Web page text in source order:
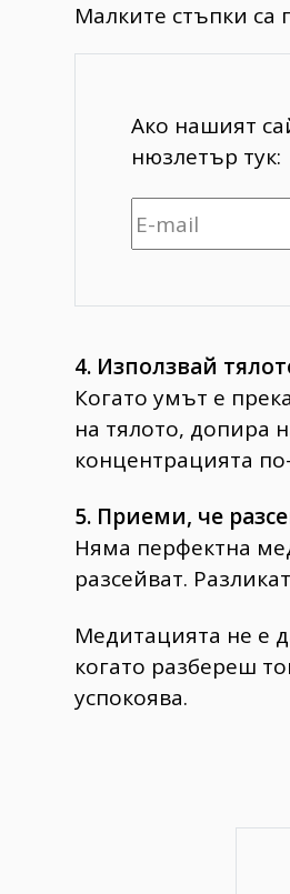
Малките стъпки
Ако нашият
нюзлетър тук:
4. Използвай
Когато умът е
на тялото, допира
концентрацията
5. Приеми, че
Няма перфектна
разсейват.
Медитацията не е
когато разбереш
успокоява.